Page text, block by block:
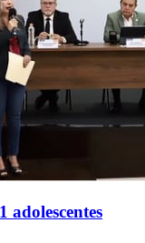
adolescentes